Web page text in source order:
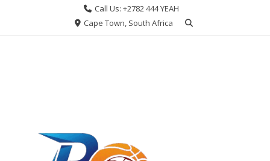
Call Us: +2782 444 YEAH
Cape Town, South Africa